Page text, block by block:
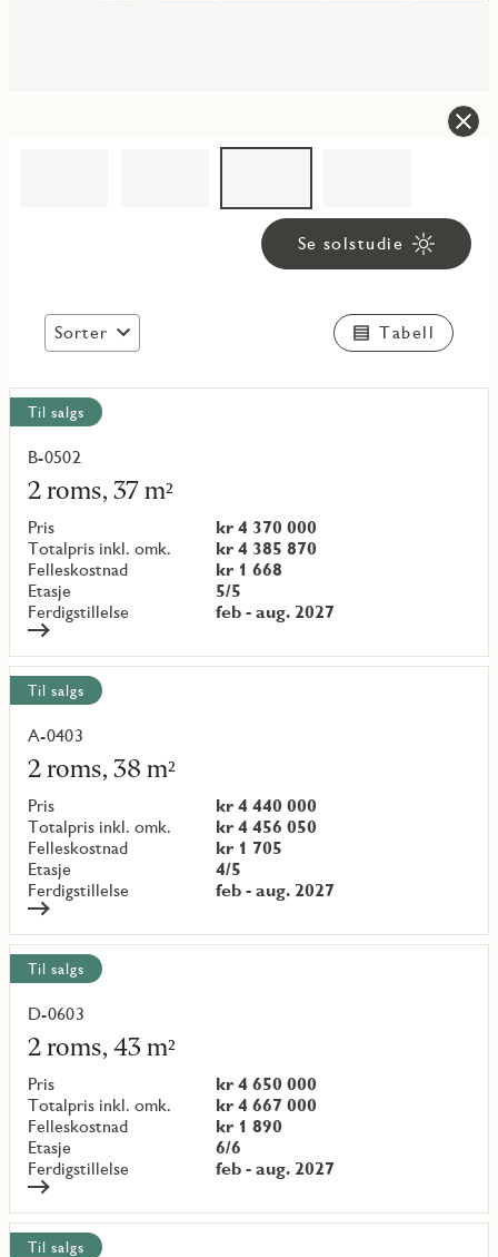
Se solstudie
Sorter Tabell
Vis
alle
objekt
Til salgs
B-0502
2 roms, 37 m²
Pris
kr 4 370 000
Totalpris inkl. omk.
kr 4 385 870
Felleskostnad
kr 1 668
Etasje
5/5
Ferdigstillelse
feb - aug. 2027
Les
mer
om
objekt
{objectNumber}
Til salgs
A-0403
2 roms, 38 m²
Pris
kr 4 440 000
Totalpris inkl. omk.
kr 4 456 050
Felleskostnad
kr 1 705
Etasje
4/5
Ferdigstillelse
feb - aug. 2027
Les
mer
om
objekt
{objectNumber}
Til salgs
D-0603
2 roms, 43 m²
Pris
kr 4 650 000
Totalpris inkl. omk.
kr 4 667 000
Felleskostnad
kr 1 890
Etasje
6/6
Ferdigstillelse
feb - aug. 2027
Les
mer
om
objekt
{objectNumber}
Til salgs